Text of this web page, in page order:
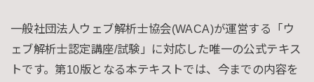
一般社団法人ウェブ解析士協会(WACA)が運営する「ウ
ェブ解析士認定講座/試験」に対応した唯一の公式テキス
トです。第10版となる本テキストでは、今までの内容を